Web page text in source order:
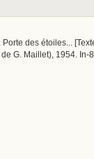
des étoiles...
G. Maillet), 1954.